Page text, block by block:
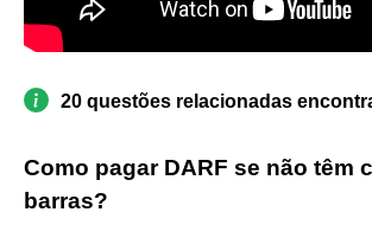
20 questões relacionadas
Como pagar DARF se não têm
barras?